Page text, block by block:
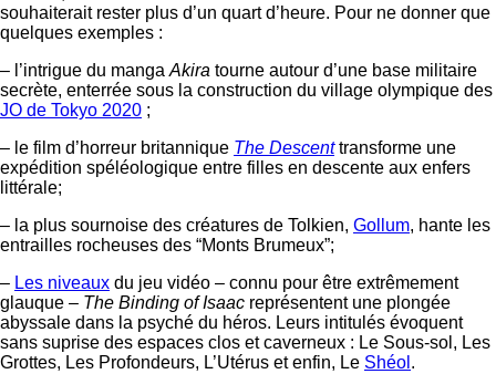
souhaiterait rester plus d’un quart d’heure. Pour ne donner que
quelques exemples :
– l’intrigue du manga Akira tourne autour d’une base militaire
secrète, enterrée sous la construction du village olympique des
JO de Tokyo 2020 ;
– le film d’horreur britannique The Descenttransforme une
expédition spéléologique entre filles en descente aux enfers
littérale;
– la plus sournoise des créatures de Tolkien, Gollum, hante les
entrailles rocheuses des “Monts Brumeux”;
– Les niveaux du jeu vidéo – connu pour être extrêmement
glauque – The Binding of Isaac représentent une plongée
abyssale dans la psyché du héros. Leurs intitulés évoquent
sans suprise des espaces clos et caverneux : Le Sous-sol, Les
Grottes, Les Profondeurs, L’Utérus et enfin, Le Shéol .